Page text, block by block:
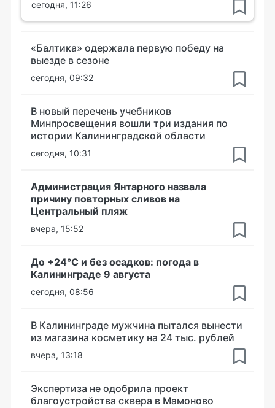
сегодня, 11:26
«Балтика» одержала первую победу на
выезде в сезоне
сегодня, 09:32
В новый перечень учебников
Минпросвещения вошли три издания по
истории Калининградской области
сегодня, 10:31
Администрация Янтарного назвала
причину повторных сливов на
Центральный пляж
вчера, 15:52
До +24°С и без осадков: погода в
Калининграде 9 августа
сегодня, 08:56
В Калининграде мужчина пытался вынести
из магазина косметику на 24 тыс. рублей
вчера, 13:18
Экспертиза не одобрила проект
благоустройства сквера в Мамоново